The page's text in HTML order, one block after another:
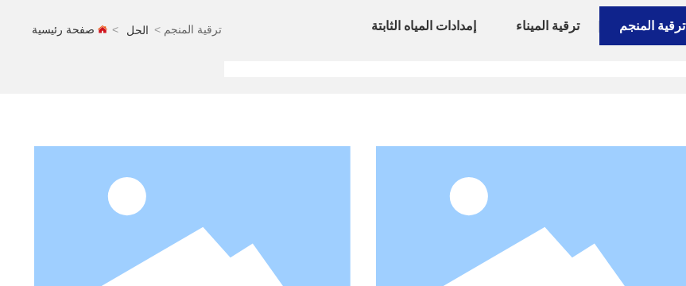
ترقية المنجم ترقية الميناء إمدادات المياه الثابتة صفحة رئيسية الحل ترقية المنجم